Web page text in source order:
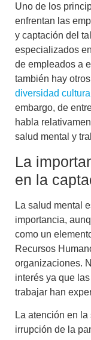
Uno de los
enfrentan las
y captación del
especializados
de empleados a
también hay
diversidad cultural
embargo, de
habla
salud mental y
La
en la
La salud mental
importancia,
como un
Recursos
organizaciones.
interés ya que
trabajar han
La atención en
irrupción de la